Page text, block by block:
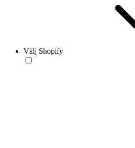
Välj Shopify